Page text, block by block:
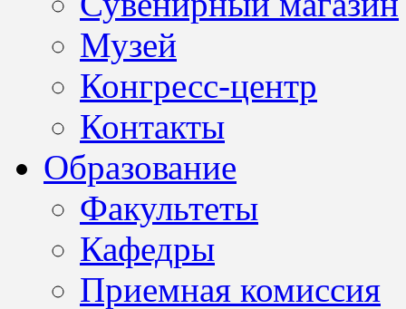
Музей
Конгресс-центр
Контакты
Образование
Факультеты
Кафедры
Приемная комиссия